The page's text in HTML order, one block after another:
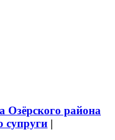
Озёрского района
супруги |